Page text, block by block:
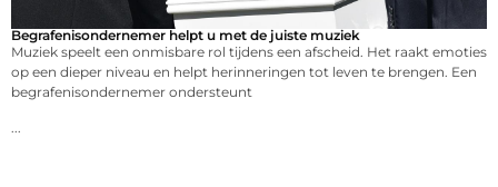
Begrafenisondernemer helpt u met de juiste muziek
Muziek speelt een onmisbare rol tijdens een afscheid. Het raakt emoties
op een dieper niveau en helpt herinneringen tot leven te brengen. Een
begrafenisondernemer ondersteunt
...